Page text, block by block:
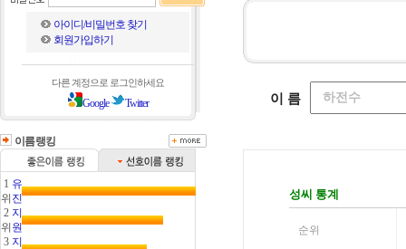
아이디/비밀번호 찾기
회원가입하기
다른 계정으로 로그인하세요
Google Twitter
이름랭킹
1
위
유
진
2
위
지
원
3 지